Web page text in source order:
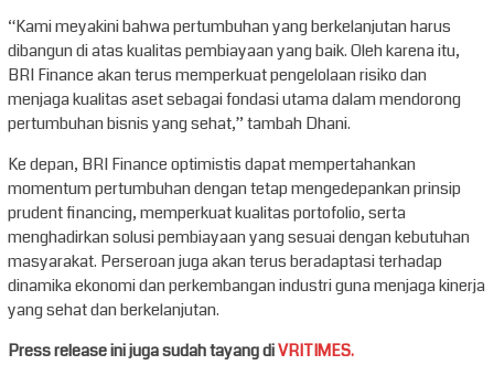
“Kami meyakini bahwa pertumbuhan yang berkelanjutan harus
dibangun di atas kualitas pembiayaan yang baik. Oleh karena itu,
BRI Finance akan terus memperkuat pengelolaan risiko dan
menjaga kualitas aset sebagai fondasi utama dalam mendorong
pertumbuhan bisnis yang sehat,” tambah Dhani.
Ke depan, BRI Finance optimistis dapat mempertahankan
momentum pertumbuhan dengan tetap mengedepankan prinsip
prudent financing, memperkuat kualitas portofolio, serta
menghadirkan solusi pembiayaan yang sesuai dengan kebutuhan
masyarakat. Perseroan juga akan terus beradaptasi terhadap
dinamika ekonomi dan perkembangan industri guna menjaga kinerja
yang sehat dan berkelanjutan.
Press release ini juga sudah tayang diVRITIMES.